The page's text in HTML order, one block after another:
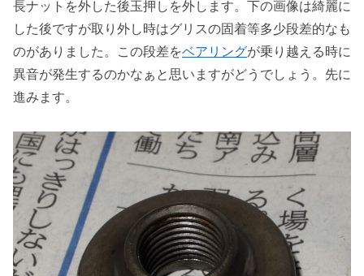
長ナットを外した後玉押しを外します。下の画像は綺麗に
した後ですが取り外し時はグリスの固着等多少段差的なも
のがありました。この段差をベアリングが乗り越える時に
異音が発生するのかなぁと思いますがどうでしょう。先に
進みます。